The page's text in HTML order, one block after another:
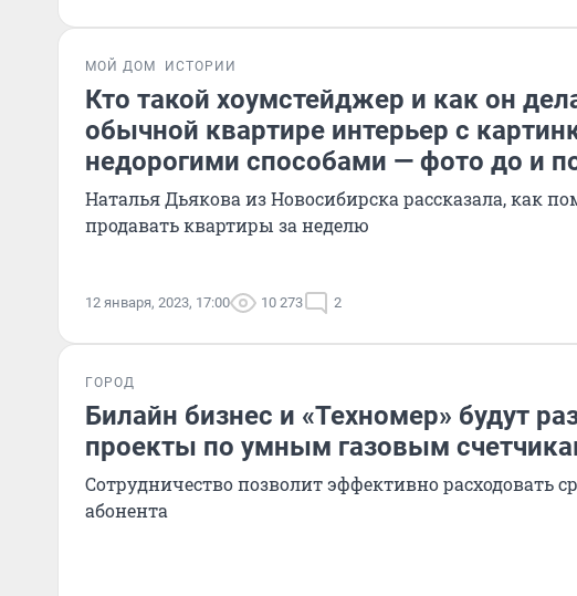
МОЙ ДОМ ИСТОРИИ
Кто такой хоумстейджер и как он
обычной квартире интерьер с
недорогими способами — фото до и
Наталья Дьякова из Новосибирска рассказала, как
продавать квартиры за неделю
12 января, 2023, 17:00 10 273 2
ГОРОД
Билайн бизнес и «Техномер» будут
проекты по умным газовым
Сотрудничество позволит эффективно расходовать
абонента